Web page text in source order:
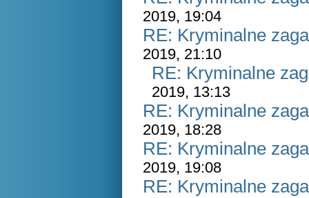
2019, 19:04
RE: Kryminalne
2019, 21:10
RE: Kryminalne
2019, 13:13
RE: Kryminalne
2019, 18:28
RE: Kryminalne
2019, 19:08
RE: Kryminalne